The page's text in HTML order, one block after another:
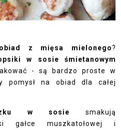
obiad z mięsa mielonego?
w sosie śmietanowym
- są bardzo proste w
pomysł na obiad dla całej
w sosie smakują
gałce muszkatołowej i